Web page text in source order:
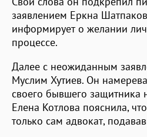
заявлением Еркна
информирует о желании
процессе.
Далее с неожиданным
Муслим Хутиев. Он
своего бывшего защитника
Елена Котлова пояснила,
только сам адвокат,